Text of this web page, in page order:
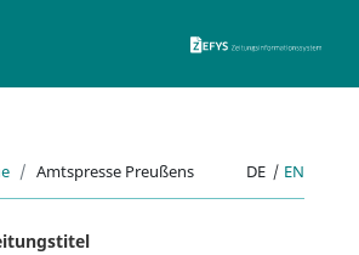
Amtspresse Preußens DE | EN